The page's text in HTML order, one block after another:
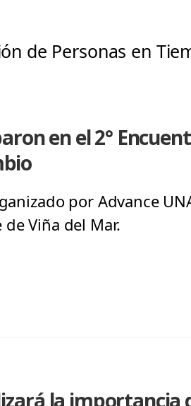
de Personas en
en el 2°
por Advance
Viña del Mar.
la importancia